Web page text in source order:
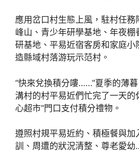
應用岔口村生態上風，駐村任務
峰山、青少年研學基地、年夜棚
研基地、平易近宿客房和家庭小
造縣域村落游玩示范村。
“快來兌換積分嘍……”夏季的薄
溝村的村平易近們忙完了一天的
心超市”門口支付積分禮物。
遵照村規平易近約、積極餐與加
訓、周遭的狀況清整、尊老愛